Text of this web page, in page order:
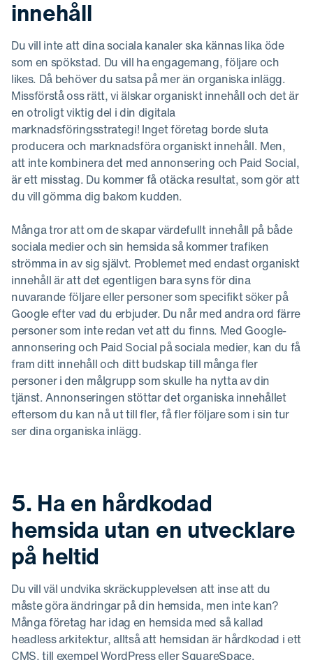
innehåll
Du vill inte att dina sociala kanaler ska kännas lika öde
som en spökstad. Du vill ha engagemang, följare och
likes. Då behöver du satsa på mer än organiska inlägg.
Missförstå oss rätt, vi älskar organiskt innehåll och det är
en otroligt viktig del i din digitala
marknadsföringsstrategi! Inget företag borde sluta
producera och marknadsföra organiskt innehåll. Men,
att inte kombinera det med annonsering och Paid Social,
är ett misstag. Du kommer få otäcka resultat, som gör att
du vill gömma dig bakom kudden.
Många tror att om de skapar värdefullt innehåll på både
sociala medier och sin hemsida så kommer trafiken
strömma in av sig självt. Problemet med endast organiskt
innehåll är att det egentligen bara syns för dina
nuvarande följare eller personer som specifikt söker på
Google efter vad du erbjuder. Du når med andra ord färre
personer som inte redan vet att du finns. Med Google-
annonsering och Paid Social på sociala medier, kan du få
fram ditt innehåll och ditt budskap till många fler
personer i den målgrupp som skulle ha nytta av din
tjänst. Annonseringen stöttar det organiska innehållet
eftersom du kan nå ut till fler, få fler följare som i sin tur
ser dina organiska inlägg.
5. Ha en hårdkodad
hemsida utan en utvecklare
på heltid
Du vill väl undvika skräckupplevelsen att inse att du
måste göra ändringar på din hemsida, men inte kan?
Många företag har idag en hemsida med så kallad
headless arkitektur, alltså att hemsidan är hårdkodad i ett
CMS, till exempel WordPress eller SquareSpace.